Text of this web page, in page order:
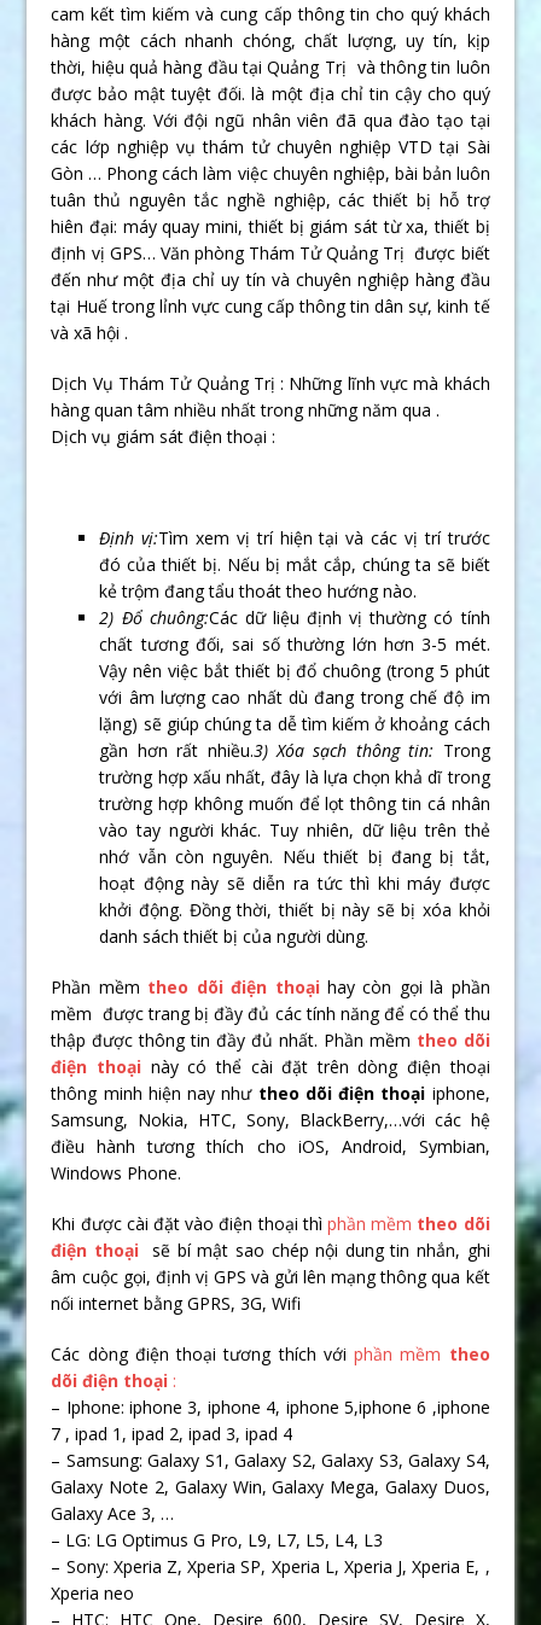
cam kết tìm kiếm và cung cấp thông tin cho quý khách
hàng một cách nhanh chóng, chất lượng, uy tín, kịp
thời, hiệu quả hàng đầu tại Quảng Trị và thông tin luôn
được bảo mật tuyệt đối. là một địa chỉ tin cậy cho quý
khách hàng. Với đội ngũ nhân viên đã qua đào tạo tại
các lớp nghiệp vụ thám tử chuyên nghiệp VTD tại Sài
Gòn … Phong cách làm việc chuyên nghiệp, bài bản luôn
tuân thủ nguyên tắc nghề nghiệp, các thiết bị hỗ trợ
hiên đại: máy quay mini, thiết bị giám sát từ xa, thiết bị
định vị GPS… Văn phòng Thám Tử Quảng Trị được biết
đến như một địa chỉ uy tín và chuyên nghiệp hàng đầu
tại Huế trong lỉnh vực cung cấp thông tin dân sự, kinh tế
và xã hội .
Dịch Vụ Thám Tử Quảng Trị : Những lĩnh vực mà khách
hàng quan tâm nhiều nhất trong những năm qua .
Dịch vụ giám sát điện thoại :
Định vị:Tìm xem vị trí hiện tại và các vị trí trước
đó của thiết bị. Nếu bị mắt cắp, chúng ta sẽ biết
kẻ trộm đang tẩu thoát theo hướng nào.
2) Đổ chuông:Các dữ liệu định vị thường có tính
chất tương đối, sai số thường lớn hơn 3-5 mét.
Vậy nên việc bắt thiết bị đổ chuông (trong 5 phút
với âm lượng cao nhất dù đang trong chế độ im
lặng) sẽ giúp chúng ta dễ tìm kiếm ở khoảng cách
gần hơn rất nhiều.3) Xóa sạch thông tin: Trong
trường hợp xấu nhất, đây là lựa chọn khả dĩ trong
trường hợp không muốn để lọt thông tin cá nhân
vào tay người khác. Tuy nhiên, dữ liệu trên thẻ
nhớ vẫn còn nguyên. Nếu thiết bị đang bị tắt,
hoạt động này sẽ diễn ra tức thì khi máy được
khởi động. Đồng thời, thiết bị này sẽ bị xóa khỏi
danh sách thiết bị của người dùng.
Phần mềm theo dõi điện thoại hay còn gọi là phần
mềm được trang bị đầy đủ các tính năng để có thể thu
thập được thông tin đầy đủ nhất. Phần mềm theo dõi
điện thoại này có thể cài đặt trên dòng điện thoại
thông minh hiện nay như theo dõi điện thoại iphone,
Samsung, Nokia, HTC, Sony, BlackBerry,…với các hệ
điều hành tương thích cho iOS, Android, Symbian,
Windows Phone.
Khi được cài đặt vào điện thoại thì phần mềm theo dõi
điện thoại sẽ bí mật sao chép nội dung tin nhắn, ghi
âm cuộc gọi, định vị GPS và gửi lên mạng thông qua kết
nối internet bằng GPRS, 3G, Wifi
Các dòng điện thoại tương thích với phần mềm theo
dõi điện thoại :
– Iphone: iphone 3, iphone 4, iphone 5,iphone 6 ,iphone
7 , ipad 1, ipad 2, ipad 3, ipad 4
– Samsung: Galaxy S1, Galaxy S2, Galaxy S3, Galaxy S4,
Galaxy Note 2, Galaxy Win, Galaxy Mega, Galaxy Duos,
Galaxy Ace 3, …
– LG: LG Optimus G Pro, L9, L7, L5, L4, L3
– Sony: Xperia Z, Xperia SP, Xperia L, Xperia J, Xperia E, ,
Xperia neo
– HTC: HTC One, Desire 600, Desire SV, Desire X,